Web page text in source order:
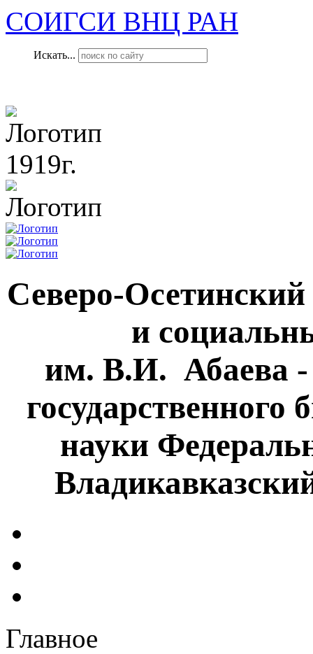
СОИГСИ ВНЦ РАН
Искать...
1919г.
Северо-
и
им. В.И. Абаева -
науки
Главное